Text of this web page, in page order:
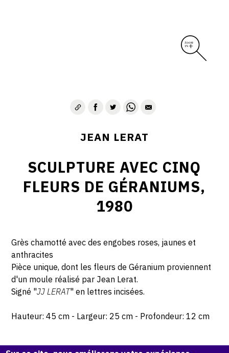
JEAN LERAT
SCULPTURE AVEC CINQ
FLEURS DE GÉRANIUMS,
1980
Grès chamotté avec des engobes roses, jaunes et
anthracites
Pièce unique, dont les fleurs de Géranium proviennent
d'un moule réalisé par Jean Lerat.
Signé "JJ LERAT" en lettres incisées.
Hauteur: 45 cm - Largeur: 25 cm - Profondeur: 12 cm